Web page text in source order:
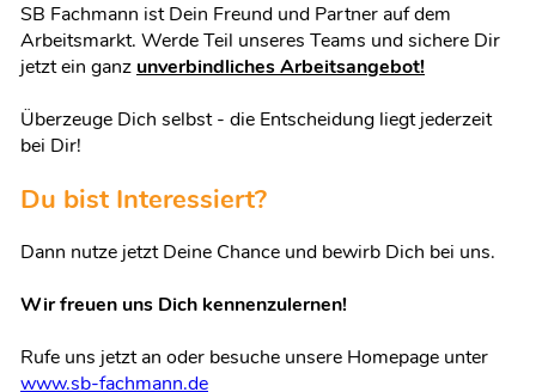
SB Fachmann ist Dein Freund und Partner auf dem
Arbeitsmarkt. Werde Teil unseres Teams und sichere Dir
jetzt ein ganzunverbindliches Arbeitsangebot!
Überzeuge Dich selbst - die Entscheidung liegt jederzeit
bei Dir!
Du bist Interessiert?
Dann nutze jetzt Deine Chance und bewirb Dich bei uns.
Wir freuen uns Dich kennenzulernen!
Rufe uns jetzt an oder besuche unsere Homepage unter
www.sb-fachmann.de